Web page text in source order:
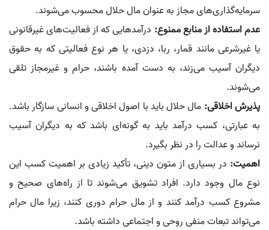
سرمایه‌گذاری‌های مجاز به عنوان مال حلال محسوب می‌شوند.
عدم استفاده از منابع ممنوع: درآمدهایی که از فعالیت‌های غیرقانونی
یا غیرشرعی مانند قمار، ربا، دزدی، یا هر نوع فعالیتی که به حقوق
دیگران آسیب می‌زند، به دست آمده باشند، حرام و غیرمجاز تلقی
می‌شوند.
پذیرش اخلاقی: مال حلال باید با اصول اخلاقی و انسانی سازگار باشد.
به عبارتی، کسب درآمد باید به گونه‌ای باشد که به دیگران آسیب
نرساند و عدالت را در نظر بگیرد.
اهمیت: در بسیاری از متون دینی، تأکید زیادی بر اهمیت کسب این
نوع مال وجود دارد. افراد تشویق می‌شوند تا از راه‌های صحیح و
مشروع کسب درآمد کنند و از مال حرام دوری کنند، زیرا مال حرام
می‌تواند تبعات منفی روحی و اجتماعی داشته باشد.